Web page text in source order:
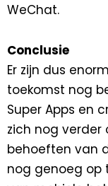
WeChat.
Conclusie
Er zijn dus
toekomst nog
Super Apps en
zich nog verder
behoeften van
nog genoeg op